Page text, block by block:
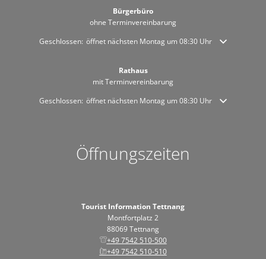
Bürgerbüro
ohne Terminvereinbarung
Klicken, um weitere Öffnungs- oder Schließzeiten auszublenden
Geschlossen: öffnet nächsten Montag um 08:30 Uhr
Rathaus
mit Terminvereinbarung
Klicken, um weitere Öffnungs- oder Schließzeiten auszublenden
Geschlossen: öffnet nächsten Montag um 08:30 Uhr
Öffnungszeiten
Tourist Information Tettnang
Montfortplatz 2
88069 Tettnang
+49 7542 510-500
+49 7542 510-510